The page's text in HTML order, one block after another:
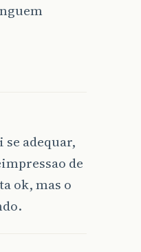
se adequar,
de
ok, mas o